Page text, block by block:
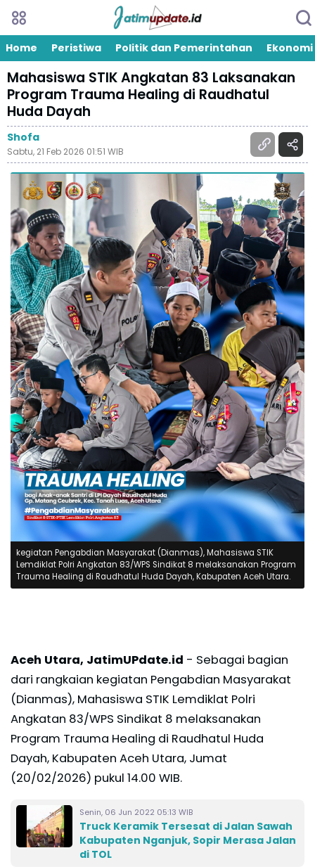
Home Peristiwa Politik dan Pemerintahan Ekonomi
Mahasiswa STIK Angkatan 83 Laksanakan
Program Trauma Healing di Raudhatul
Huda Dayah
Shofa
Sabtu, 21 Feb 2026 01:51 WIB
kegiatan Pengabdian Masyarakat (Dianmas), Mahasiswa STIK
Lemdiklat Polri Angkatan 83/WPS Sindikat 8 melaksanakan Program
Trauma Healing di Raudhatul Huda Dayah, Kabupaten Aceh Utara.
Aceh Utara, JatimUPdate.id - Sebagai bagian
dari rangkaian kegiatan Pengabdian Masyarakat
(Dianmas), Mahasiswa STIK Lemdiklat Polri
Angkatan 83/WPS Sindikat 8 melaksanakan
Program Trauma Healing di Raudhatul Huda
Dayah, Kabupaten Aceh Utara, Jumat
(20/02/2026) pukul 14.00 WIB.
Senin, 06 Jun 2022 05:13 WIB
Truck Keramik Tersesat di Jalan Sawah
Kabupaten Nganjuk, Sopir Merasa Jalan
di TOL